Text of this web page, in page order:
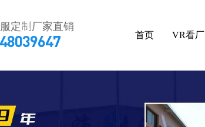
定制厂家直销
首页 VR看厂